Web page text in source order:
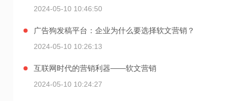
2024-05-10 10:46:50
广告狗发稿平台：企业为什么要选择软文营销？
2024-05-10 10:26:13
互联网时代的营销利器——软文营销
2024-05-10 10:24:27